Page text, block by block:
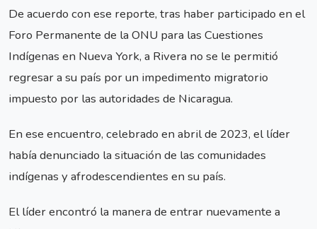
De acuerdo con ese reporte, tras haber participado en el
Foro Permanente de la ONU para las Cuestiones
Indígenas en Nueva York, a Rivera no se le permitió
regresar a su país por un impedimento migratorio
impuesto por las autoridades de Nicaragua.
En ese encuentro, celebrado en abril de 2023, el líder
había denunciado la situación de las comunidades
indígenas y afrodescendientes en su país.
El líder encontró la manera de entrar nuevamente a